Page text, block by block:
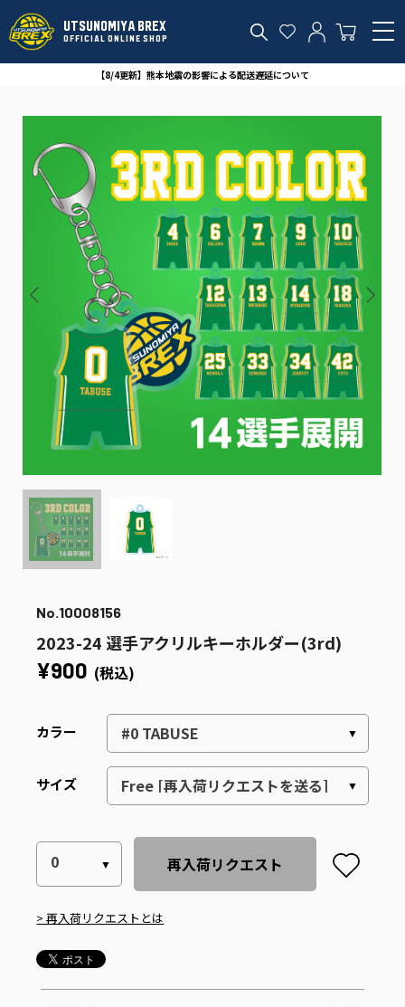
UTSUNOMIYA BREX
OFFICIAL ONLINE SHOP
【8/4更新】熊本地震の影響による配送遅延について
No.10008156
2023-24 選手アクリルキーホルダー(3rd)
¥900 (税込)
カラー
サイズ
再入荷リクエスト
> 再入荷リクエストとは